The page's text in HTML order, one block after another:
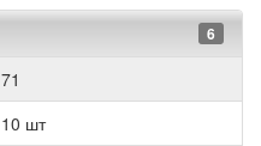
6
71
10 шт